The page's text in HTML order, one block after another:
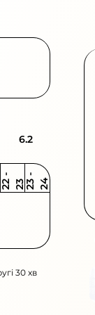
6.2
2 2
-
2 3 2 3
-
2 4
30 хв